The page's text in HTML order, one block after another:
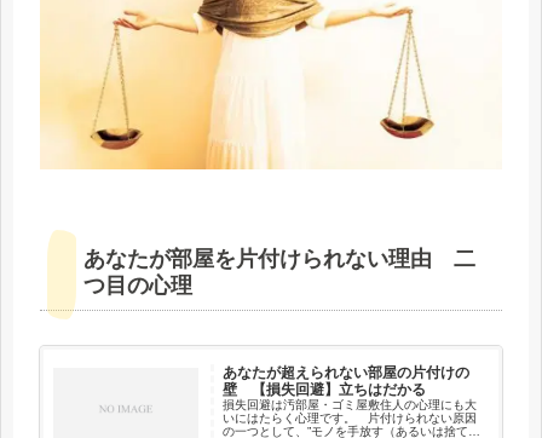
あなたが部屋を片付けられない理由 二
つ目の心理
あなたが超えられない部屋の片付けの
壁 【損失回避】立ちはだかる
損失回避は汚部屋・ゴミ屋敷住人の心理にも大
いにはたらく心理です。 片付けられない原因
の一つとして、”モノを手放す（あるいは捨て